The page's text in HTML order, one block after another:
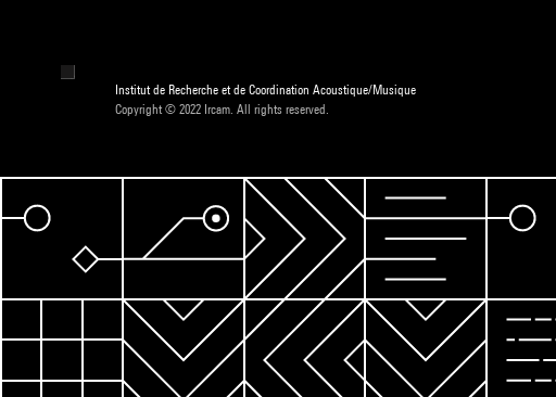
Institut de Recherche et de Coordination Acoustique/Musique
Copyright © 2022 Ircam. All rights reserved.